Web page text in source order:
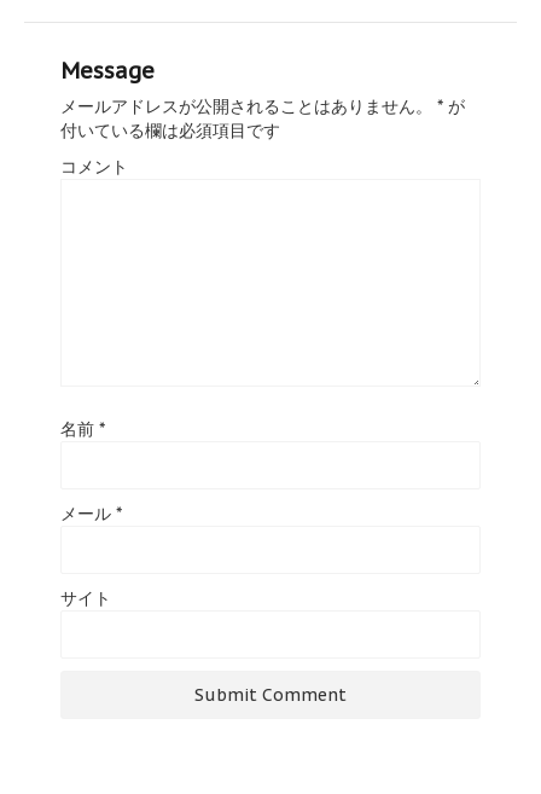
Message
メールアドレスが公開されることはありません。 * が
付いている欄は必須項目です
コメント
名前 *
メール *
サイト